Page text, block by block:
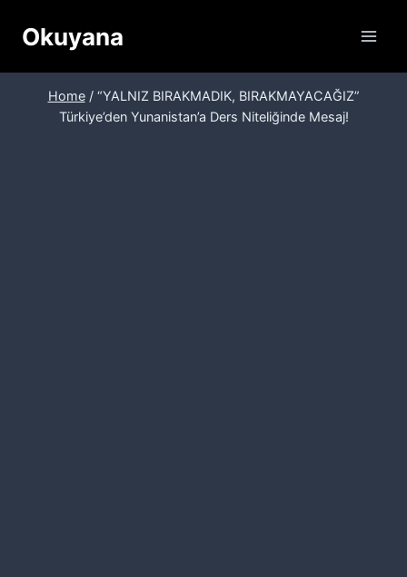
Okuyana
Home / “YALNIZ BIRAKMADIK, BIRAKMAYACAĞIZ”
Türkiye’den Yunanistan’a Ders Niteliğinde Mesaj!